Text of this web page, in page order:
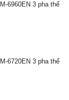
6960EN 3 pha thế
6720EN 3 pha thế